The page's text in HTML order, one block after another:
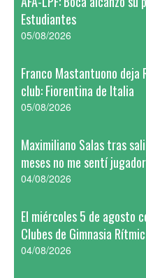
Estudiantes
05/08/2026
Franco Mastantuono deja
club: Fiorentina de Italia
05/08/2026
Maximiliano Salas tras
meses no me sentí
04/08/2026
El miércoles 5 de agosto
Clubes de Gimnasia
04/08/2026